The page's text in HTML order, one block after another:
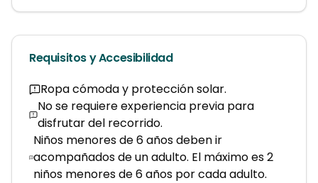
Requisitos y Accesibilidad
Ropa cómoda y protección solar.
No se requiere experiencia previa para
disfrutar del recorrido.
Niños menores de 6 años deben ir
acompañados de un adulto. El máximo es 2
niños menores de 6 años por cada adulto.